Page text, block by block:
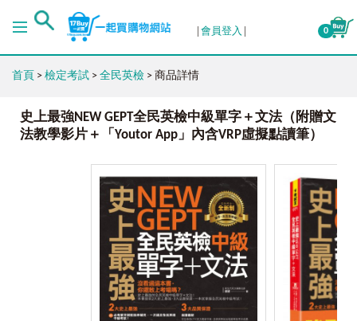
會員登入 0
首頁 > 檢定考試 > 全民英檢 > 商品詳情
史上最強NEW GEPT全民英檢中級單字＋文法（附贈文
法教學影片＋「Youtor App」內含VRP虛擬點讀筆）